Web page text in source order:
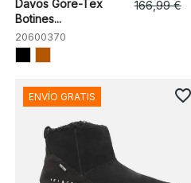
Davos Gore-Tex
Botines...
20600370
166,99 €
ENVÍO GRATIS favorite_border